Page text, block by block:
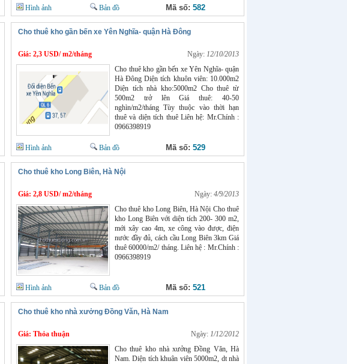
12m. - Nền bê tông. Giá cho thuê : 15
triệu/tháng Phương thức thanh toán: Thanh
toán bằng VNĐ (Việt Nam đồng) theo tỷ
giá của Ngân hàng Ngoại thương Việt Nam
http://www.chothuexuong.com.vn/ Liên hệ
: Anh Chính : 0966398919
Hình ảnh Bản đồ Mã số: 582
Cho thuê kho gần bến xe Yên Nghĩa- quận Hà Đông
Giá: 2,3 USD/ m2/tháng Ngày: 12/10/2013
Cho thuê kho gần bến xe Yên Nghĩa- quận
Hà Đông Diện tích khuôn viên: 10.000m2
Diện tích nhà kho:5000m2 Cho thuê từ
500m2 trở lên Giá thuê: 40-50
nghìn/m2/tháng Tùy thuộc vào thời hạn
thuê và diện tích thuê Liên hệ: Mr.Chính :
0966398919
Hình ảnh Bản đồ Mã số: 529
Cho thuê kho Long Biên, Hà Nội
Giá: 2,8 USD/ m2/tháng Ngày: 4/9/2013
Cho thuê kho Long Biên, Hà Nội Cho thuê
kho Long Biên với diện tích 200- 300 m2,
mới xây cao 4m, xe công vào được, điện
nước đầy đủ, cách cầu Long Biên 3km Giá
thuê 60000/m2/ tháng. Liên hệ : Mr.Chính :
0966398919
Hình ảnh Bản đồ Mã số: 521
Cho thuê kho nhà xưởng Đồng Văn, Hà Nam
Giá: Thỏa thuận Ngày: 1/12/2012
Cho thuê kho nhà xưởng Đồng Văn, Hà
Nam. Diện tích khuân viên 5000m2, dt nhà